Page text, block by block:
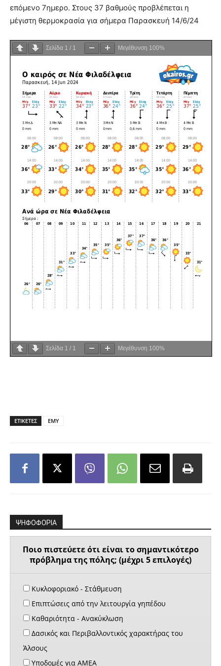
επόμενο 7ημερο. Στους 37 βαθμούς προβλέπεται η
μέγιστη θερμοκρασία για σήμερα Παρασκευή 14/6/24
Σελίδα 1 / 1 Μεγέθυνση 100%
Σελίδα 1 / 1 Μεγέθυνση 100%
ΕΤΙΚΕΤΕΣ ΕΜΥ
ΨΗΦΟΦΟΡΙΑ
Ποιο πιστεύετε ότι είναι το σημαντικότερο
πρόβλημα της πόλης; (μέχρι 5 επιλογές)
Κυκλοφοριακό - Στάθμευση
Επιπτώσεις από την λειτουργία γηπέδου
Καθαριότητα - Ανακύκλωση
Δασικός και Περιβαλλοντικός χαρακτήρας του
Άλσους
Υποδομές για ΑΜΕΑ